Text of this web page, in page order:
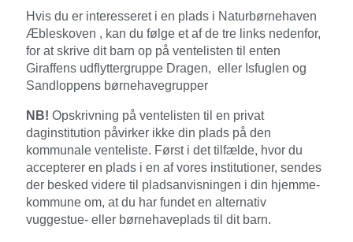
Hvis du er interesseret i en plads i Naturbørnehaven
Æbleskoven , kan du følge et af de tre links nedenfor,
for at skrive dit barn op på ventelisten til enten
Giraffens udflyttergruppe Dragen, eller Isfuglen og
Sandloppens børnehavegrupper
NB! Opskrivning på ventelisten til en privat
daginstitution påvirker ikke din plads på den
kommunale venteliste. Først i det tilfælde, hvor du
accepterer en plads i en af vores institutioner, sendes
der besked videre til pladsanvisningen i din hjemme-
kommune om, at du har fundet en alternativ
vuggestue- eller børnehaveplads til dit barn.